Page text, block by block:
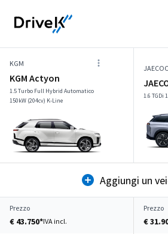
KGM
KGM Actyon
1.5 Turbo Full Hybrid Automatico
150kW (204cv) K-Line
1.6 TGDi
Aggiungi un
Prezzo
€ 43.750*IVA incl.
Prezzo
€